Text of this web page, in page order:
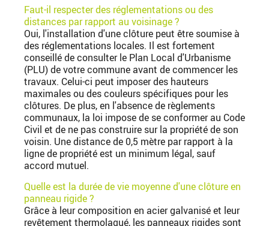
Faut-il respecter des réglementations ou des
distances par rapport au voisinage ?
Oui, l'installation d'une clôture peut être soumise à
des réglementations locales. Il est fortement
conseillé de consulter le Plan Local d'Urbanisme
(PLU) de votre commune avant de commencer les
travaux. Celui-ci peut imposer des hauteurs
maximales ou des couleurs spécifiques pour les
clôtures. De plus, en l'absence de règlements
communaux, la loi impose de se conformer au Code
Civil et de ne pas construire sur la propriété de son
voisin. Une distance de 0,5 mètre par rapport à la
ligne de propriété est un minimum légal, sauf
accord mutuel.
Quelle est la durée de vie moyenne d'une clôture en
panneau rigide ?
Grâce à leur composition en acier galvanisé et leur
revêtement thermolaqué, les panneaux rigides sont